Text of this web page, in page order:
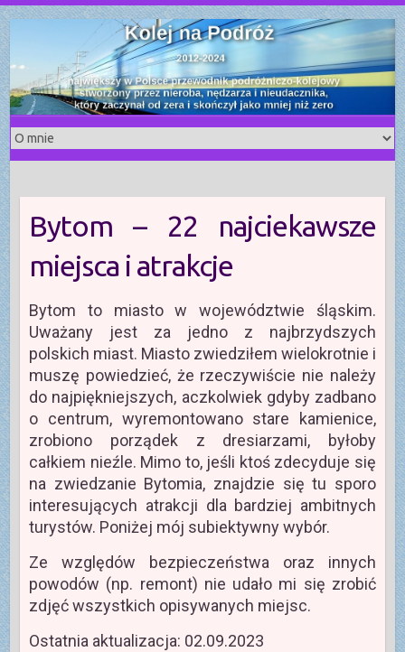
S
k
i
p
t
o
c
o
n
t
e
n
t
Bytom – 22 najciekawsze
miejsca i atrakcje
Bytom to miasto w województwie śląskim.
Uważany jest za jedno z najbrzydszych
polskich miast. Miasto zwiedziłem wielokrotnie i
muszę powiedzieć, że rzeczywiście nie należy
do najpiękniejszych, aczkolwiek gdyby zadbano
o centrum, wyremontowano stare kamienice,
zrobiono porządek z dresiarzami, byłoby
całkiem nieźle. Mimo to, jeśli ktoś zdecyduje się
na zwiedzanie Bytomia, znajdzie się tu sporo
interesujących atrakcji dla bardziej ambitnych
turystów. Poniżej mój subiektywny wybór.
Ze względów bezpieczeństwa oraz innych
powodów (np. remont) nie udało mi się zrobić
zdjęć wszystkich opisywanych miejsc.
Ostatnia aktualizacja: 02.09.2023